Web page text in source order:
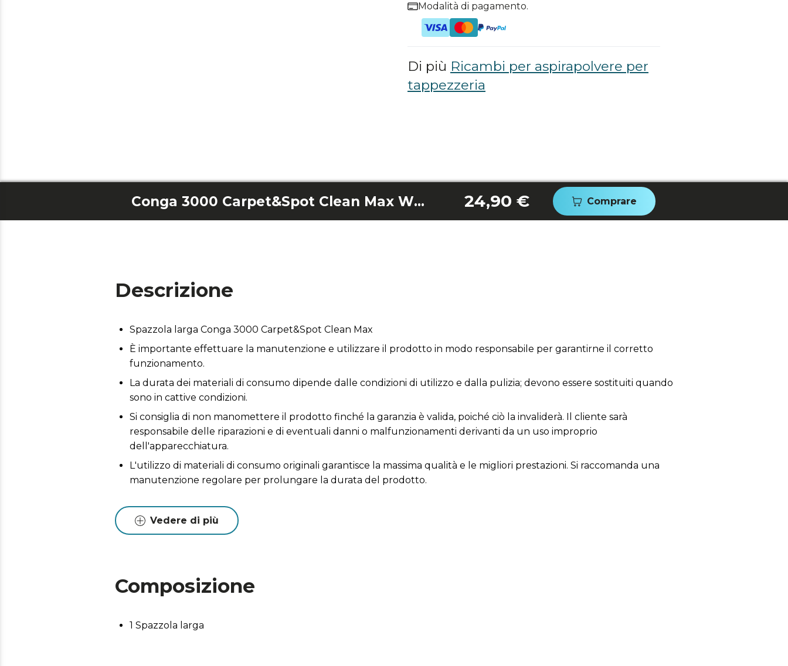
Modalità di pagamento.
Di più Ricambi per aspirapolvere per
tappezzeria
Conga 3000 Carpet&Spot Clean Max Wide Brush 24,90 € Comprare
Descrizione
Spazzola larga Conga 3000 Carpet&Spot Clean Max
È importante effettuare la manutenzione e utilizzare il prodotto in modo responsabile per garantirne il corretto
funzionamento.
La durata dei materiali di consumo dipende dalle condizioni di utilizzo e dalla pulizia; devono essere sostituiti quando
sono in cattive condizioni.
Si consiglia di non manomettere il prodotto finché la garanzia è valida, poiché ciò la invaliderà. Il cliente sarà
responsabile delle riparazioni e di eventuali danni o malfunzionamenti derivanti da un uso improprio
dell'apparecchiatura.
L'utilizzo di materiali di consumo originali garantisce la massima qualità e le migliori prestazioni. Si raccomanda una
manutenzione regolare per prolungare la durata del prodotto.
Vedere di più
Composizione
1 Spazzola larga